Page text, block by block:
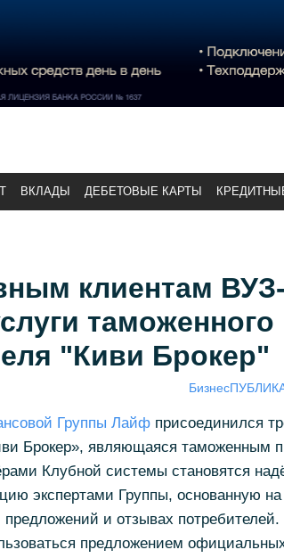
ВКЛАДЫ ДЕБЕТОВЫЕ КАРТЫ
клиентам
таможенного
"Киви Брокер"
Бизнес
Группы Лайфприсоединился
Брокер», являющаяся таможенным
Клубной системы становятся
экспертами Группы, основанную на
предложений и отзывах
предложением